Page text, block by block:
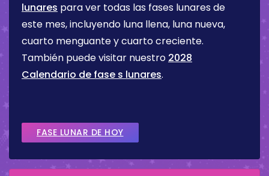
lunares para ver todas las fases lunares de
este mes, incluyendo luna llena, luna nueva,
cuarto menguante y cuarto creciente.
También puede visitar nuestro 2028
Calendario de fase s lunares.
FASE LUNAR DE HOY